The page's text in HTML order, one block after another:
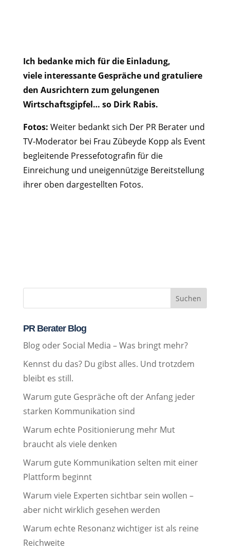
Ich bedanke mich für die Einladung,
viele interessante Gespräche und gratuliere
den Ausrichtern zum gelungenen
Wirtschaftsgipfel… so Dirk Rabis.
Fotos: Weiter bedankt sich Der PR Berater und
TV-Moderator bei Frau Zübeyde Kopp als Event
begleitende Pressefotografin für die
Einreichung und uneigennützige Bereitstellung
ihrer oben dargestellten Fotos.
Suchen
PR Berater Blog
Blog oder Social Media – Was bringt mehr?
Kennst du das? Du gibst alles. Und trotzdem
bleibt es still.
Warum gute Gespräche oft der Anfang jeder
starken Kommunikation sind
Warum echte Positionierung mehr Mut
braucht als viele denken
Warum gute Kommunikation selten mit einer
Plattform beginnt
Warum viele Experten sichtbar sein wollen –
aber nicht wirklich gesehen werden
Warum echte Resonanz wichtiger ist als reine
Reichweite